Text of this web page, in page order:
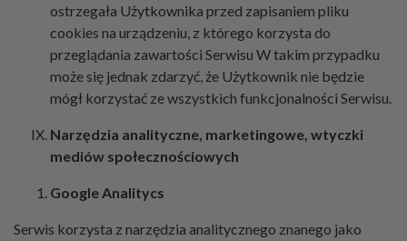
ostrzegała Użytkownika przed zapisaniem pliku
cookies na urządzeniu, z którego korzysta do
przeglądania zawartości Serwisu W takim przypadku
może się jednak zdarzyć, że Użytkownik nie będzie
mógł korzystać ze wszystkich funkcjonalności Serwisu.
Narzędzia analityczne, marketingowe, wtyczki
mediów społecznościowych
Google Analitycs
Serwis korzysta z narzędzia analitycznego znanego jako